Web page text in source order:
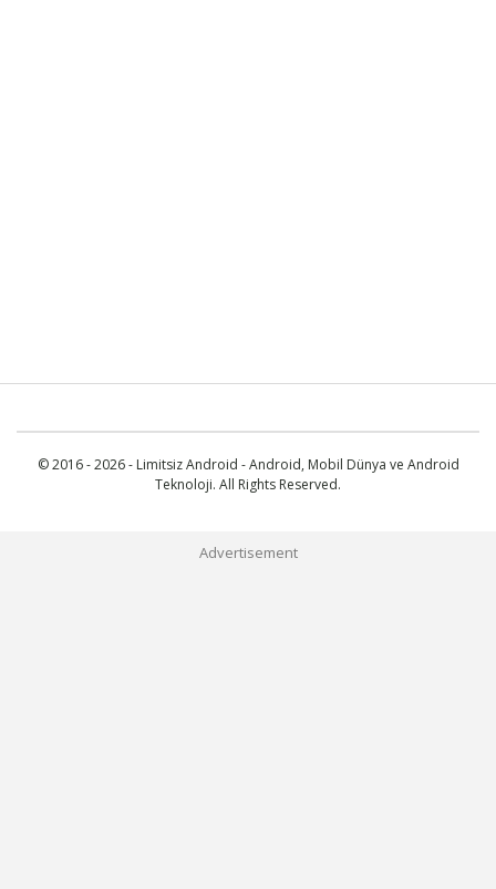
© 2016 - 2026 - Limitsiz Android - Android, Mobil Dünya ve Android
Teknoloji. All Rights Reserved.
Advertisement